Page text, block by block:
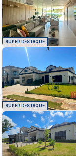
SUPER DESTAQUE
SUPER DESTAQUE